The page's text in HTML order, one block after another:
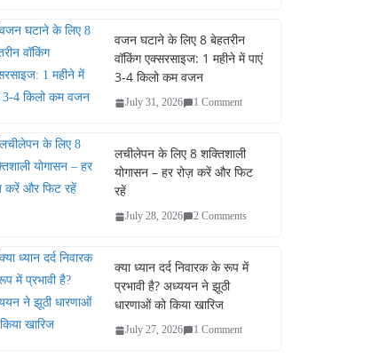
bo
ok
tte
r
वजन घटाने के लिए 8 बेहतरीन
वॉकिंग एक्सरसाइज: 1 महीने में पाएं
3-4 किलो कम वजन
July 31, 2026 1 Comment
लचीलेपन के लिए 8 शक्तिशाली
योगासन – हर रोज़ करें और फिट
रहें
July 28, 2026 2 Comments
क्या ध्यान दर्द निवारक के रूप में
प्रभावी है? अध्ययन ने झूठी
धारणाओं को किया खारिज
July 27, 2026 1 Comment